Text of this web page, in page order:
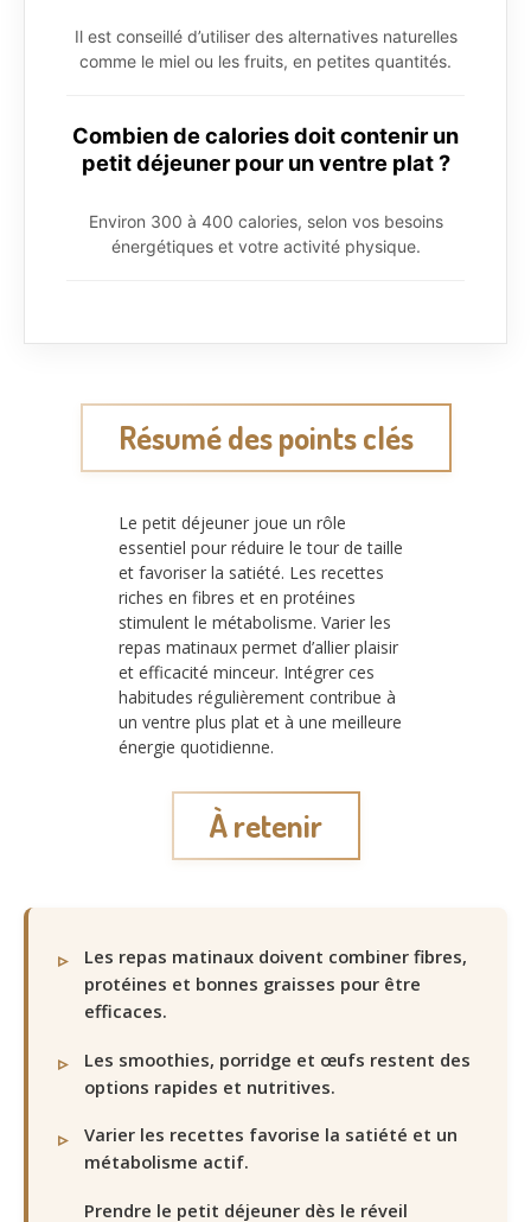
Il est conseillé d’utiliser des alternatives naturelles
comme le miel ou les fruits, en petites quantités.
Combien de calories doit contenir un
petit déjeuner pour un ventre plat ?
Environ 300 à 400 calories, selon vos besoins
énergétiques et votre activité physique.
Résumé des points clés
Le petit déjeuner joue un rôle
essentiel pour réduire le tour de taille
et favoriser la satiété. Les recettes
riches en fibres et en protéines
stimulent le métabolisme. Varier les
repas matinaux permet d’allier plaisir
et efficacité minceur. Intégrer ces
habitudes régulièrement contribue à
un ventre plus plat et à une meilleure
énergie quotidienne.
À retenir
Les repas matinaux doivent combiner fibres,
protéines et bonnes graisses pour être
efficaces.
Les smoothies, porridge et œufs restent des
options rapides et nutritives.
Varier les recettes favorise la satiété et un
métabolisme actif.
Prendre le petit déjeuner dès le réveil